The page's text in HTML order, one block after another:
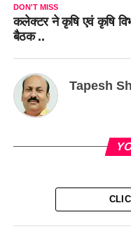
DON'T MISS
कलेक्टर ने कृषि एवं कृषि
बैठक ..
Tapesh